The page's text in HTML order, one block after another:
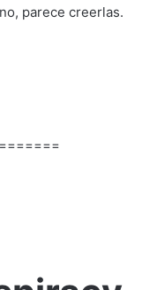
parece creerlas.